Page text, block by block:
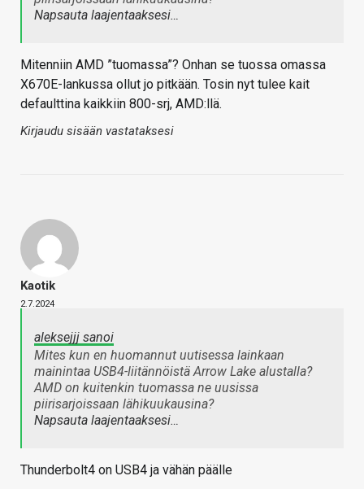
Napsauta laajentaaksesi…
Mitenniin AMD ”tuomassa”? Onhan se tuossa omassa
X670E-lankussa ollut jo pitkään. Tosin nyt tulee kait
defaulttina kaikkiin 800-srj, AMD:llä.
Kirjaudu sisään vastataksesi
Kaotik
2.7.2024
aleksejjj sanoi
Mites kun en huomannut uutisessa lainkaan
mainintaa USB4-liitännöistä Arrow Lake alustalla?
AMD on kuitenkin tuomassa ne uusissa
piirisarjoissaan lähikuukausina?
Napsauta laajentaaksesi…
Thunderbolt4 on USB4 ja vähän päälle